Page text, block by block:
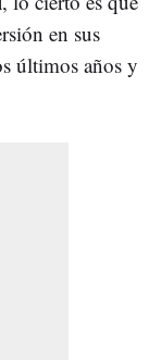
en sus
últimos años y